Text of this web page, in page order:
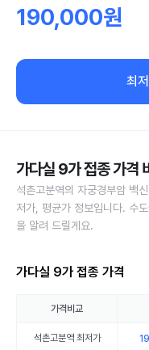
190,000원
최
가다실 9가 접종 가격
석촌고분역의 자궁경부암 백
저가, 평균가 정보입니다. 수
을 알려 드릴게요.
가다실 9가 접종 가격
가격비교
석촌고분역최저가